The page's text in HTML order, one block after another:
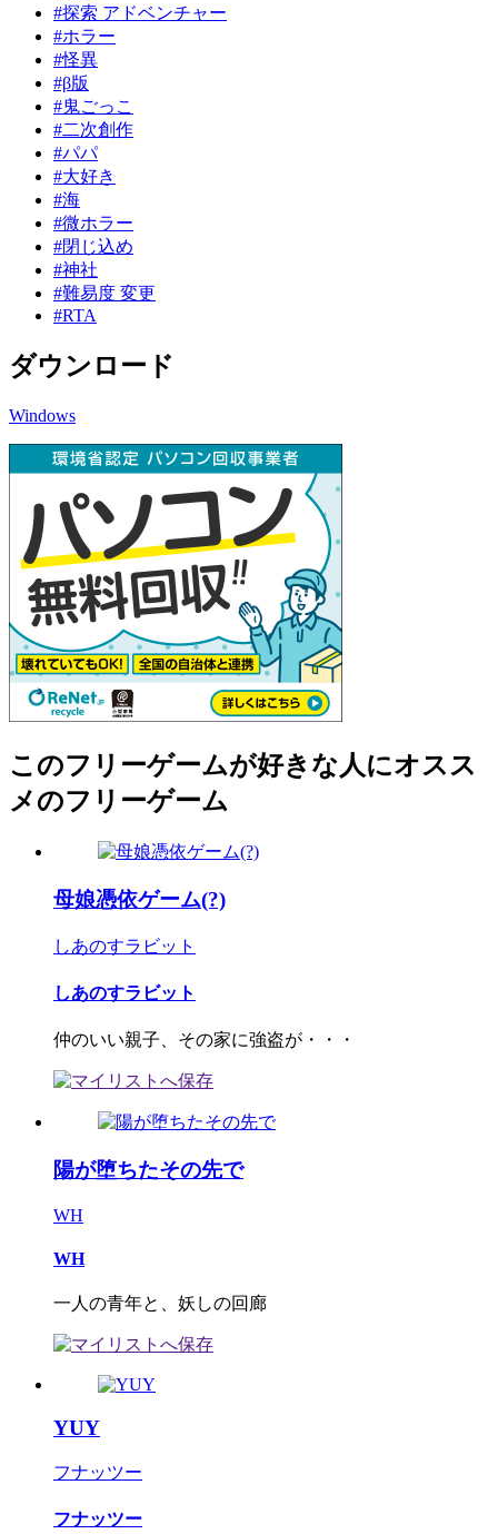
#探索 アドベンチャー
#ホラー
#怪異
#β版
#鬼ごっこ
#二次創作
#パパ
#大好き
#海
#微ホラー
#閉じ込め
#神社
#難易度 変更
#RTA
ダウンロード
Windows
このフリーゲームが好きな人にオスス
メのフリーゲーム
母娘憑依ゲーム(?)
しあのすラビット
しあのすラビット
仲のいい親子、その家に強盗が・・・
陽が堕ちたその先で
WH
WH
一人の青年と、妖しの回廊
YUY
フナッツー
フナッツー